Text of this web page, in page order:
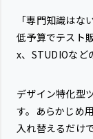
「専門知識は
低予算でテスト
x、STUDIOなど
デザイン特化型
す。あらかじめ
入れ替えるだけ